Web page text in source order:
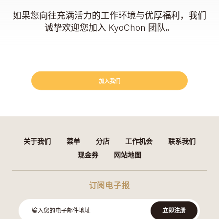
如果您向往充满活力的工作环境与优厚福利，我们
诚挚欢迎您加入 KyoChon 团队。
加入我们
关于我们 菜单 分店 工作机会
联系我们
现金券
网站地图
订阅电子报
立即注册